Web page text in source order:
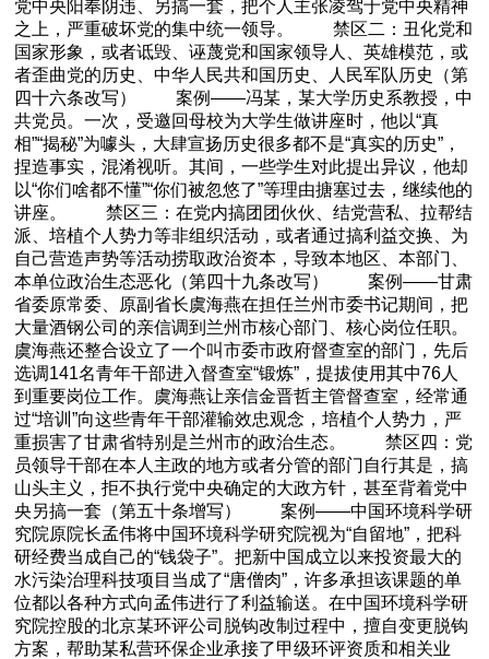
党中央阳奉阴违、另搞一套，把个人主张凌驾于党中央精神
之上，严重破坏党的集中统一领导。 禁区二：丑化党和
国家形象，或者诋毁、诬蔑党和国家领导人、英雄模范，或
者歪曲党的历史、中华人民共和国历史、人民军队历史（第
四十六条改写） 案例——冯某，某大学历史系教授，中
共党员。一次，受邀回母校为大学生做讲座时，他以“真
相”“揭秘”为噱头，大肆宣扬历史很多都不是“真实的历史”，
捏造事实，混淆视听。其间，一些学生对此提出异议，他却
以“你们啥都不懂”“你们被忽悠了”等理由搪塞过去，继续他的
讲座。 禁区三：在党内搞团团伙伙、结党营私、拉帮结
派、培植个人势力等非组织活动，或者通过搞利益交换、为
自己营造声势等活动捞取政治资本，导致本地区、本部门、
本单位政治生态恶化（第四十九条改写） 案例——甘肃
省委原常委、原副省长虞海燕在担任兰州市委书记期间，把
大量酒钢公司的亲信调到兰州市核心部门、核心岗位任职。
虞海燕还整合设立了一个叫市委市政府督查室的部门，先后
选调141名青年干部进入督查室“锻炼”，提拔使用其中76人
到重要岗位工作。虞海燕让亲信金晋哲主管督查室，经常通
过“培训”向这些青年干部灌输效忠观念，培植个人势力，严
重损害了甘肃省特别是兰州市的政治生态。 禁区四：党
员领导干部在本人主政的地方或者分管的部门自行其是，搞
山头主义，拒不执行党中央确定的大政方针，甚至背着党中
央另搞一套（第五十条增写） 案例——中国环境科学研
究院原院长孟伟将中国环境科学研究院视为“自留地”，把科
研经费当成自己的“钱袋子”。把新中国成立以来投资最大的
水污染治理科技项目当成了“唐僧肉”，许多承担该课题的单
位都以各种方式向孟伟进行了利益输送。在中国环境科学研
究院控股的北京某环评公司脱钩改制过程中，擅自变更脱钩
方案，帮助某私营环保企业承接了甲级环评资质和相关业